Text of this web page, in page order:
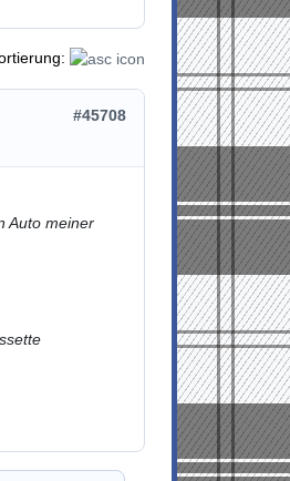
#45708
Auto meiner